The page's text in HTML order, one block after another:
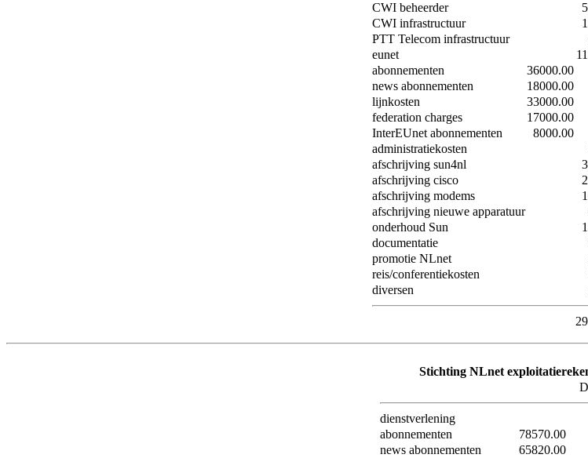
CWI beheerder
CWI infrastructuur
PTT Telecom infrastructuur
eunet
abonnementen
36000.00
news abonnementen
18000.00
lijnkosten
33000.00
federation charges
17000.00
InterEUnet abonnementen
8000.00
administratiekosten
afschrijving sun4nl
afschrijving cisco
afschrijving modems
afschrijving nieuwe apparatuur
onderhoud Sun
documentatie
promotie NLnet
reis/conferentiekosten
diversen
Stichting NLnet
dienstverlening
abonnementen
78570.00
news abonnementen
65820.00